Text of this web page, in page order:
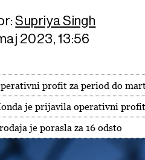
Supriya Singh
2023, 13:56
profit za period do
je prijavila operativni
je porasla za 16 odsto